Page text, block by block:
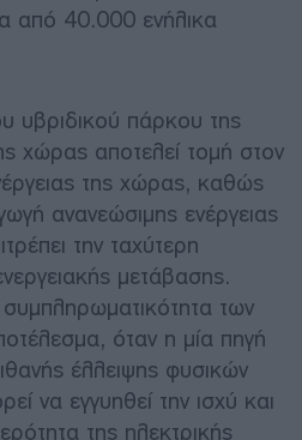
από 40.000 ενήλικα
υβριδικού πάρκου της
χώρας αποτελεί τομή στον
της χώρας, καθώς
ανανεώσιμης ενέργειας
την ταχύτερη
μετάβασης.
των
όταν η μία πηγή
έλλειψης φυσικών
να εγγυηθεί την ισχύ και
της ηλεκτρικής